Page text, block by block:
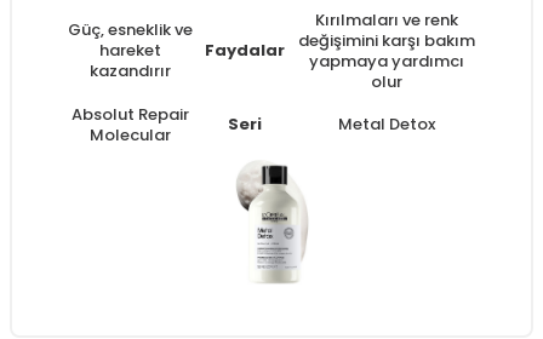
Güç, esneklik ve
hareket
kazandırır
Faydalar
Kırılmaları ve renk
değişimini karşı bakım
yapmaya yardımcı
olur
Absolut Repair
Molecular
Seri Metal Detox